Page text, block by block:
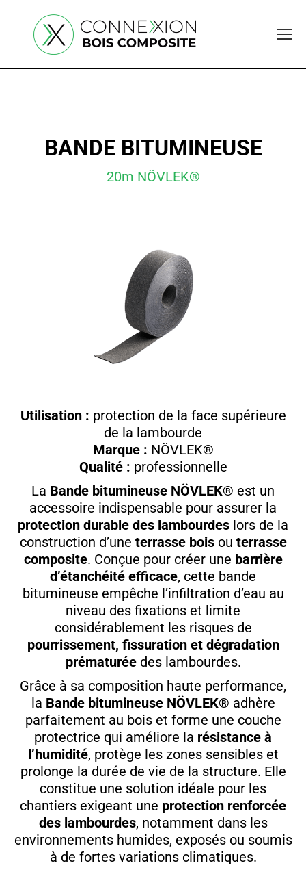
BANDE BITUMINEUSE
20m NÖVLEK®
Utilisation : protection de la face supérieure
de la lambourde
Marque : NÖVLEK®
Qualité : professionnelle
La Bande bitumineuse NÖVLEK® est un
accessoire indispensable pour assurer la
protection durable des lambourdes lors de la
construction d’une terrasse boisou terrasse
composite. Conçue pour créer une barrière
d’étanchéité efficace, cette bande
bitumineuse empêche l’infiltration d’eau au
niveau des fixations et limite
considérablement les risques de
pourrissement, fissuration et dégradation
prématuréedes lambourdes.
Grâce à sa composition haute performance,
la Bande bitumineuse NÖVLEK® adhère
parfaitement au bois et forme une couche
protectrice qui améliore la résistance à
l’humidité, protège les zones sensibles et
prolonge la durée de vie de la structure. Elle
constitue une solution idéale pour les
chantiers exigeant une protection renforcée
des lambourdes, notamment dans les
environnements humides, exposés ou soumis
à de fortes variations climatiques.